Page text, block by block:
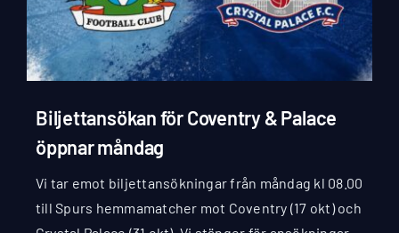
Biljettansökan för Coventry & Palace
öppnar måndag
Vi tar emot biljettansökningar från måndag kl 08.00
till Spurs hemmamatcher mot Coventry (17 okt) och